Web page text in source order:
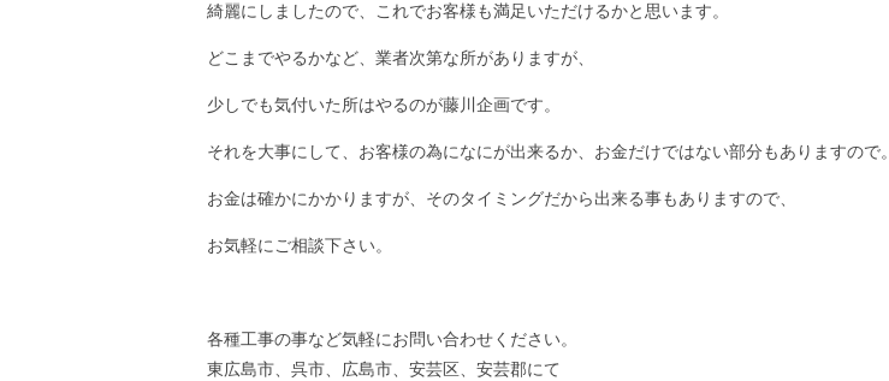
綺麗にしましたので、これでお客様も満足いただけるかと思います。
どこまでやるかなど、業者次第な所がありますが、
少しでも気付いた所はやるのが藤川企画です。
それを大事にして、お客様の為になにが出来るか、お金だけではない部分もありますので。
お金は確かにかかりますが、そのタイミングだから出来る事もありますので、
お気軽にご相談下さい。
各種工事の事など気軽にお問い合わせください。
東広島市、呉市、広島市、安芸区、安芸郡にて